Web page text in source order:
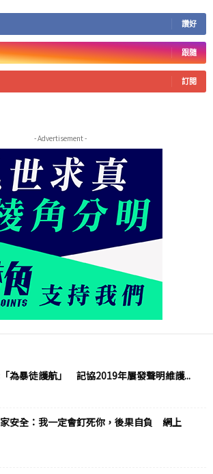
讚好
跟隨
訂閱
- Advertisement -
為暴徒護航」 記協2019年屢發聲明維護...
安全：我一定會釘死你，後果自負 網上